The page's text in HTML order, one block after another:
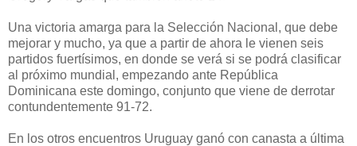
Una victoria amarga para la Selección Nacional, que debe
mejorar y mucho, ya que a partir de ahora le vienen seis
partidos fuertísimos, en donde se verá si se podrá clasificar
al próximo mundial, empezando ante República
Dominicana este domingo, conjunto que viene de derrotar
contundentemente 91-72.
En los otros encuentros Uruguay ganó con canasta a última